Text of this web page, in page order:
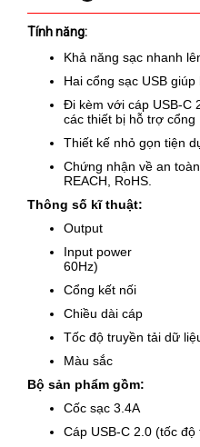
Tính năng:
Khả năng sạc nhanh
Hai cổng sạc USB
Đi kèm với cáp USB-C
các thiết bị hỗ trợ cổng
Thiết kế nhỏ gọn tiện
Chứng nhận về an
REACH, RoHS.
Thông số kĩ thuật:
Output : 2
Input power :
60Hz)
Cổng kết nối :
Chiều dài
Tốc độ truyền tải
Màu sắc
Bộ sản phẩm gồm:
Cốc sạc 3.4A
Cáp USB-C 2.0 (tốc